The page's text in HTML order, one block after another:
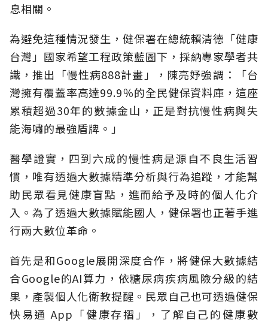
息相關。
為避免這種情況發生，健保署在總統賴清德「健康
台灣」國家希望工程政策藍圖下，採納專家學者共
識，推出「慢性病888計畫」，陳亮妤強調：「台
灣擁有覆蓋率高達99.9％的全民健保資料庫，這座
累積超過30年的數據金山，正是對抗慢性病與失
能海嘯的最強盾牌。」
醫學證實，四到六成的慢性病是源自不良生活習
慣，唯有透過大數據精準分析與行為追蹤，才能幫
助民眾看見健康盲點，進而給予及時的個人化介
入。為了透過大數據賦能國人，健保署也正著手進
行兩大數位革命。
首先是和Google展開深度合作，將健保大數據結
合Google的AI算力，依糖尿病疾病風險分級的結
果，產製個人化衛教提醒。民眾自己也可透過健保
快易通 App「健康存摺」，了解自己的健康數